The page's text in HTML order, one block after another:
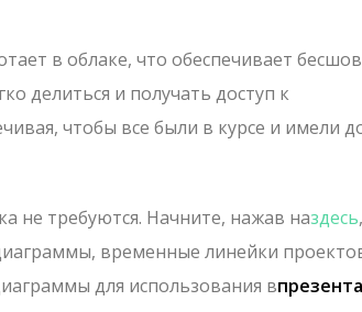
в облаке, что обеспечивает
делиться и получать доступ к
чтобы все были в курсе и имели
не требуются. Начните, нажав наздесь
временные линейки
для использования в